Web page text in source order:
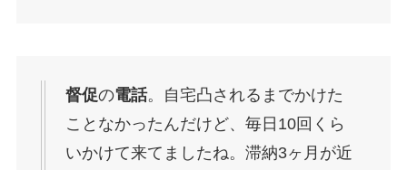
督促の電話。自宅凸されるまでかけた
ことなかったんだけど、毎日10回くら
いかけて来てましたね。滞納3ヶ月が近